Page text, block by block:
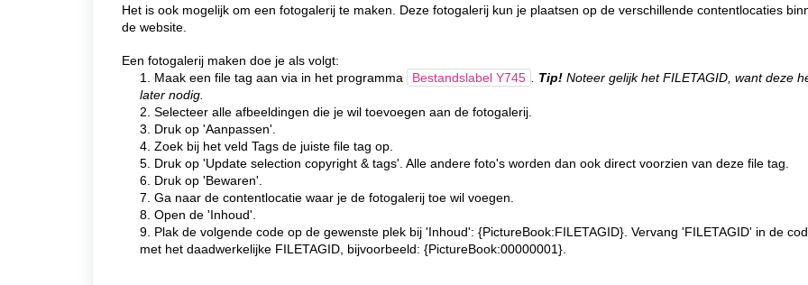
Het is ook mogelijk om een fotogalerij te maken. Deze fotogalerij kun je plaatsen op de verschillende contentlocaties
de website.
Een fotogalerij maken doe je als volgt:
1. Maak een file tag aan via in het programma
Bestandslabel Y745 Tip! Noteer gelijk het FILETAGID, want deze
later nodig.
2. Selecteer alle afbeeldingen die je wil toevoegen aan de fotogalerij.
3. Druk op 'Aanpassen'.
4. Zoek bij het veld Tags de juiste file tag op.
5. Druk op 'Update selection copyright & tags'. Alle andere foto's worden dan ook direct voorzien van deze file tag.
6. Druk op 'Bewaren'.
7. Ga naar de contentlocatie waar je de fotogalerij toe wil voegen.
8. Open de 'Inhoud'.
9. Plak de volgende code op de gewenste plek bij 'Inhoud': {PictureBook:FILETAGID}. Vervang 'FILETAGID' in de
met het daadwerkelijke FILETAGID, bijvoorbeeld: {PictureBook:00000001}.